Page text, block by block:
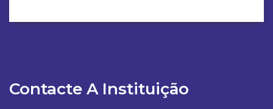
Contacte A Instituição